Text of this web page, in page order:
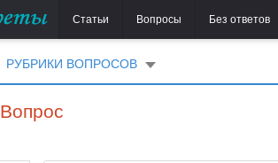
Статьи Вопросы Без ответов
РУБРИКИ ВОПРОСОВ
Вопрос